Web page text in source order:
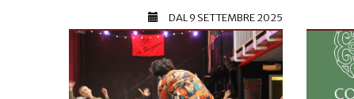
DAL9 SETTEMBRE 2025